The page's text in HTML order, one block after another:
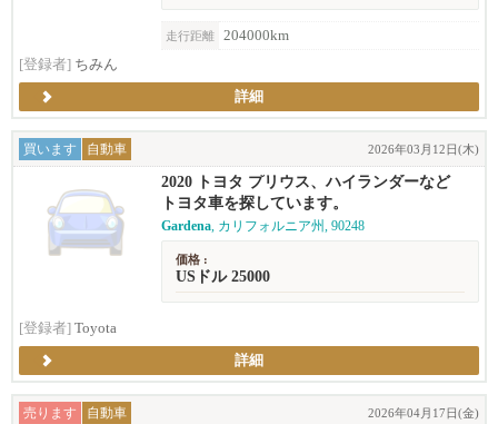
走行距離
204000km
[登録者] ちみん
詳細
買います 自動車 2026年03月12日(木)
2020 トヨタ プリウス、ハイランダーなど
トヨタ車を探しています。
Gardena, カリフォルニア州, 90248
価格 :
USドル 25000
[登録者] Toyota
詳細
売ります 自動車 2026年04月17日(金)